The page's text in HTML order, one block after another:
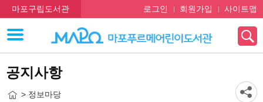
마포구립도서관 로그인 회원가입 사이트맵
공지사항
> 정보마당